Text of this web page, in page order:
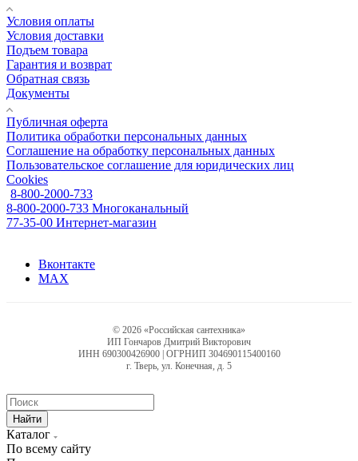
Условия оплаты
Условия доставки
Подъем товара
Гарантия и возврат
Обратная связь
Документы
Публичная оферта
Политика обработки персональных данных
Соглашение на обработку персональных данных
Пользовательское соглашение для юридических лиц
Cookies
8-800-2000-733
8-800-2000-733 Многоканальный
77-35-00 Интернет-магазин
Вконтакте
MAX
© 2026 «Российская сантехника»
ИП Гончаров Дмитрий Викторович
ИНН 690300426900 | ОГРНИП 304690115400160
г. Тверь, ул. Конечная, д. 5
Найти
Каталог
По всему сайту